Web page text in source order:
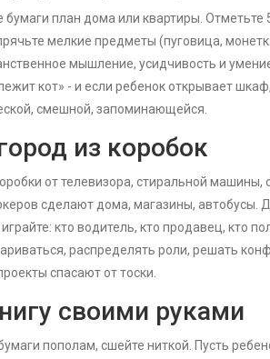
бумаги план дома или квартиры. Отметьте
мелкие предметы (пуговица,
мышление, усидчивость и
кот» - и если ребенок открывает
смешной, запоминающейся.
из коробок
от телевизора, стиральной
сделают дома, магазины,
кто водитель, кто продавец, кто
распределять роли, решать
спасают от тоски.
своими руками
пополам, сшейте ниткой. Пусть